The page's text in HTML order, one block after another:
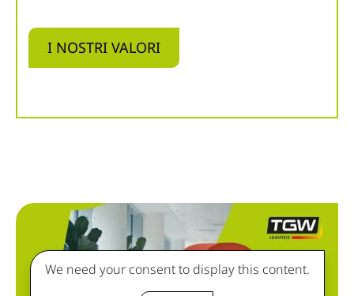
I NOSTRI VALORI
We need your consent to display this content.